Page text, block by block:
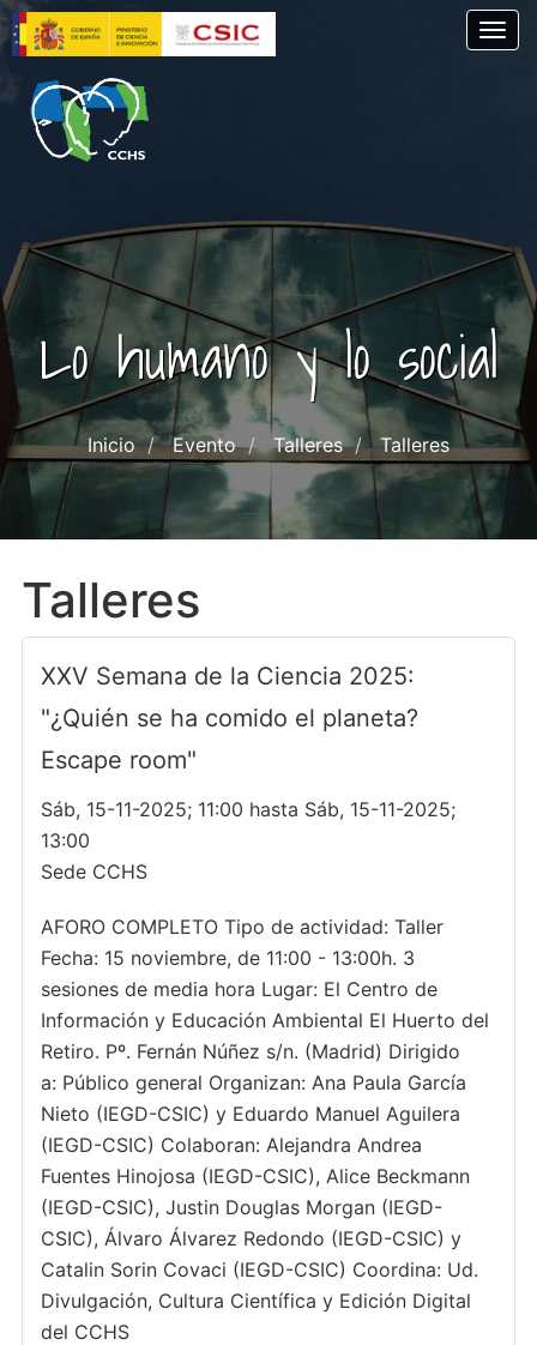
Pasar
al
contenido
principal
Lo humano y lo social
Inicio Evento Talleres Talleres
Talleres
XXV Semana de la Ciencia 2025:
"¿Quién se ha comido el planeta?
Escape room"
Sáb, 15-11-2025; 11:00 hasta Sáb, 15-11-2025;
13:00
Sede CCHS
AFORO COMPLETO Tipo de actividad: Taller
Fecha: 15 noviembre, de 11:00 - 13:00h. 3
sesiones de media hora Lugar: El Centro de
Información y Educación Ambiental El Huerto del
Retiro. Pº. Fernán Núñez s/n. (Madrid) Dirigido
a: Público general Organizan: Ana Paula García
Nieto (IEGD-CSIC) y Eduardo Manuel Aguilera
(IEGD-CSIC) Colaboran: Alejandra Andrea
Fuentes Hinojosa (IEGD-CSIC), Alice Beckmann
(IEGD-CSIC), Justin Douglas Morgan (IEGD-
CSIC), Álvaro Álvarez Redondo (IEGD-CSIC) y
Catalin Sorin Covaci (IEGD-CSIC) Coordina: Ud.
Divulgación, Cultura Científica y Edición Digital
del CCHS